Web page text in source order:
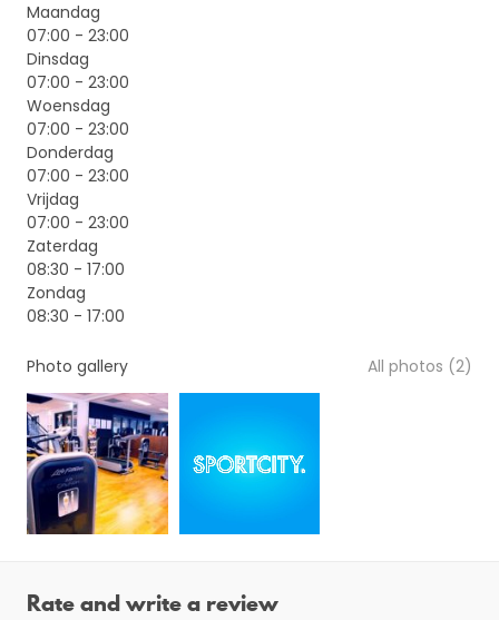
Maandag
07:00 - 23:00
Dinsdag
07:00 - 23:00
Woensdag
07:00 - 23:00
Donderdag
07:00 - 23:00
Vrijdag
07:00 - 23:00
Zaterdag
08:30 - 17:00
Zondag
08:30 - 17:00
Photo gallery All photos (2)
Rate and write a review